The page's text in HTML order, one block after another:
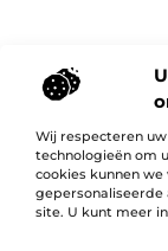
Wij respecteren
technologieën om
cookies kunnen
gepersonaliseerde
site. U kunt meer